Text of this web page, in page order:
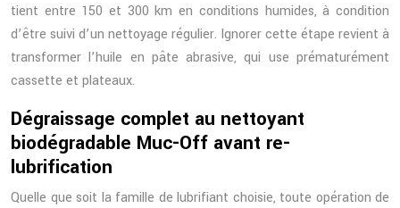
tient entre 150 et 300 km en conditions humides, à condition
d’être suivi d’un nettoyage régulier. Ignorer cette étape revient à
transformer l’huile en pâte abrasive, qui use prématurément
cassette et plateaux.
Dégraissage complet au nettoyant
biodégradable Muc-Off avant re-
lubrification
Quelle que soit la famille de lubrifiant choisie, toute opération de